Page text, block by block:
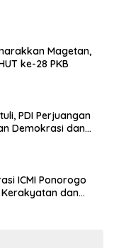
Magetan,
ke-28 PKB
PDI Perjuangan
Demokrasi dan
ICMI Ponorogo
dan